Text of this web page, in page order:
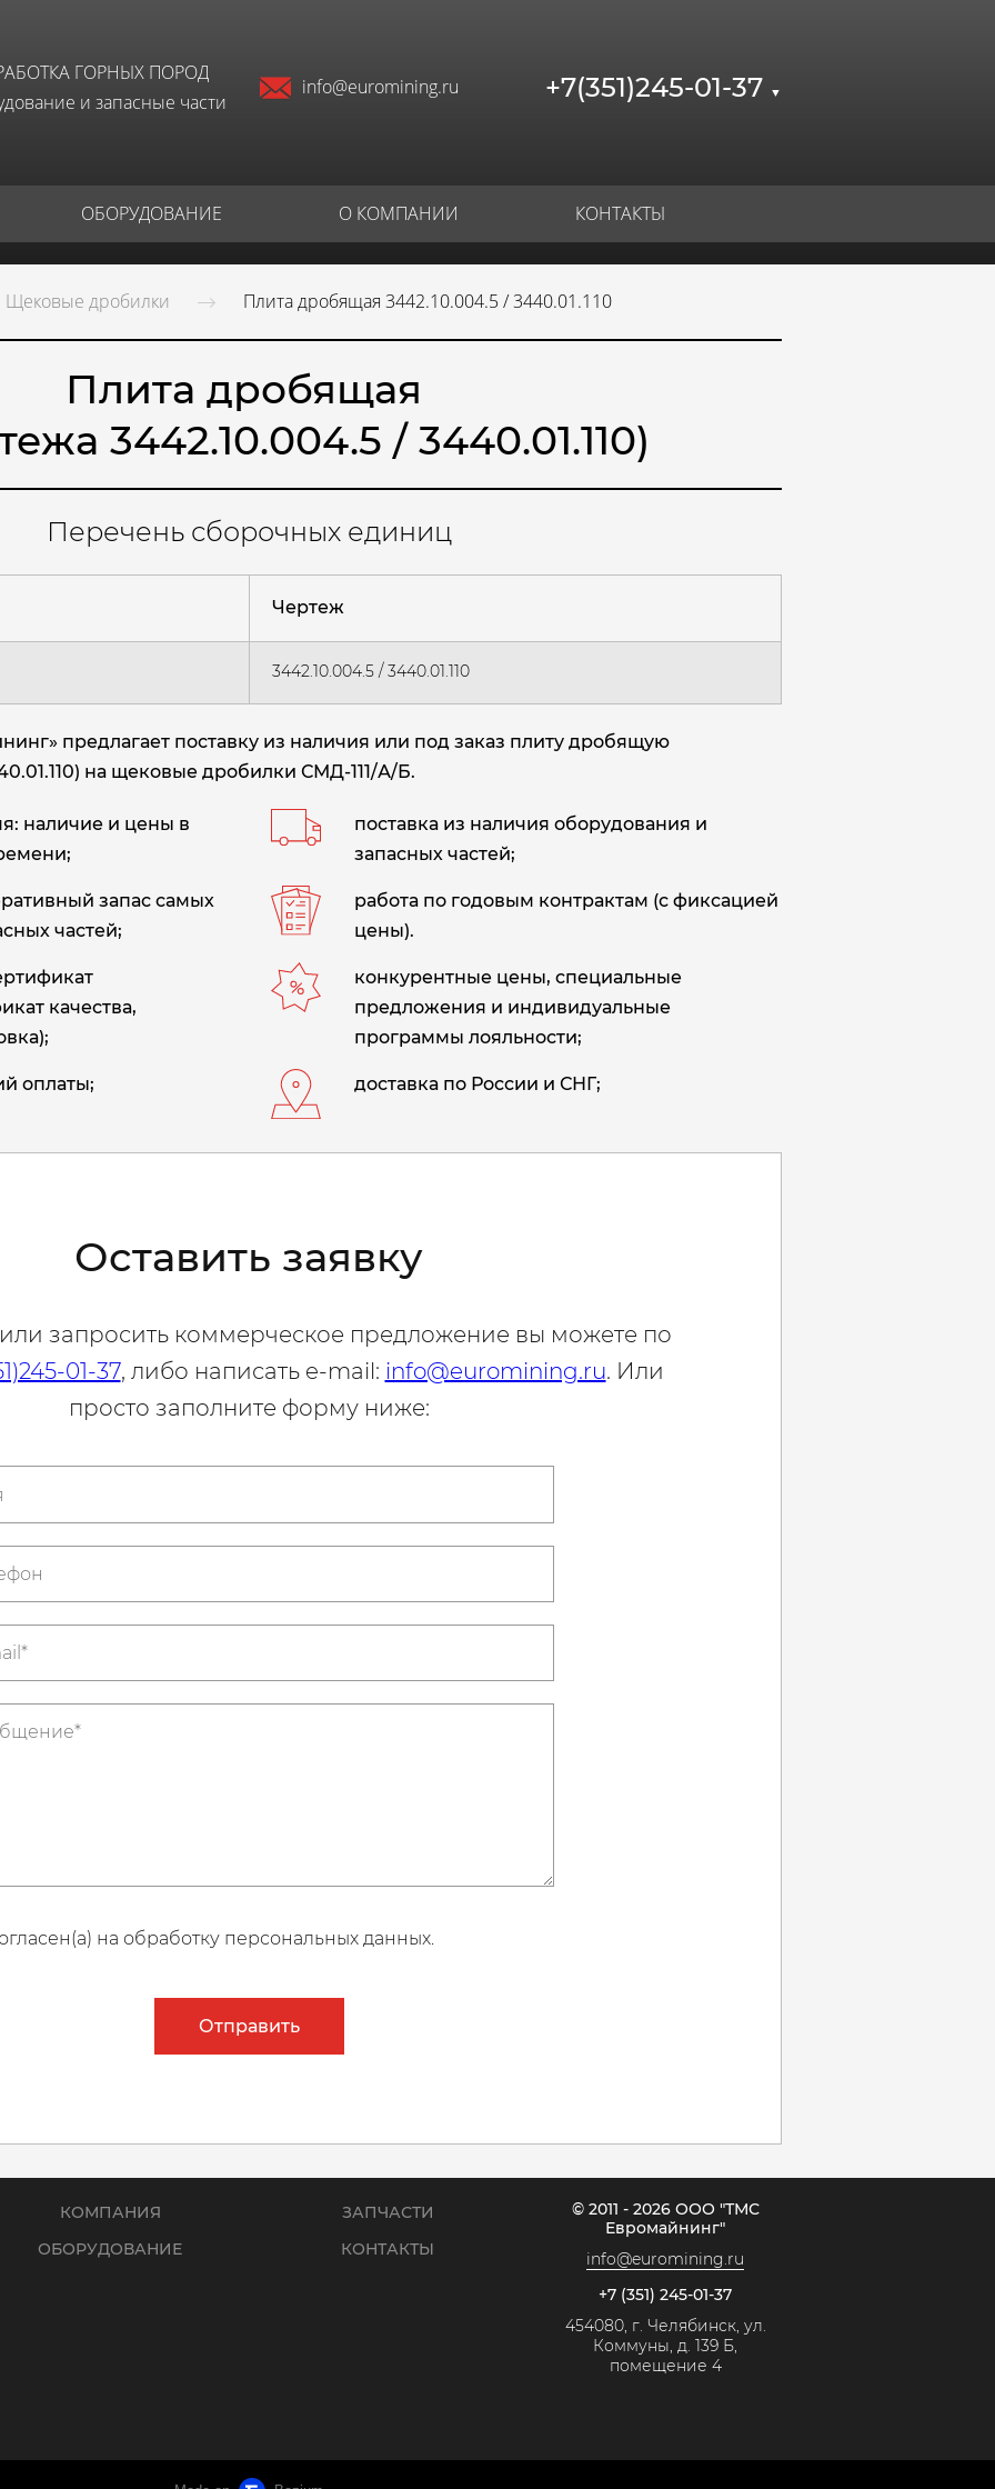
ГОРНЫХ ПОРОД
и запасные части
info@euromining.ru +7(351)245-01-37 ▼
ОБОРУДОВАНИЕ О КОМПАНИИ КОНТАКТЫ
Щековые дробилки Плита дробящая 3442.10.004.5 / 3440.01.110
Плита дробящая
3442.10.004.5 / 3440.01.110)
Перечень сборочных единиц
Чертеж
3442.10.004.5 / 3440.01.110
предлагает поставку из наличия или под заказ плиту дробящую
на щековые дробилки СМД-111/А/Б.
наличие и цены в
поставка из наличия оборудования и
запасных частей;
запас самых
частей;
работа по годовым контрактам (с фиксацией
цены).
качества,
конкурентные цены, специальные
предложения и индивидуальные
программы лояльности;
оплаты; доставка по России и СНГ;
Оставить заявку
запросить коммерческое предложение вы можете по
01-37, либо написать e-mail: info@euromining.ru. Или
просто заполните форму ниже:
на обработку персональных данных.
Отправить
КОМПАНИЯ
ОБОРУДОВАНИЕ
ЗАПЧАСТИ
КОНТАКТЫ
© 2011 - 2026 ООО "ТМС
Евромайнинг"
info@euromining.ru
+7 (351) 245-01-37
454080, г. Челябинск, ул.
Коммуны, д. 139 Б,
помещение 4